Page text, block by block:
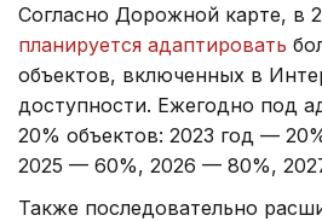
Согласно Дорожной карте, в
планируется адаптировать
объектов, включенных в
доступности. Ежегодно под
20% объектов: 2023 год —
2025 — 60%, 2026 — 80%,
Также последовательно